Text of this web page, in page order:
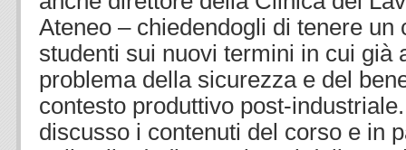
Ateneo – chiedendogli di tenere un
studenti sui nuovi termini in cui già
problema della sicurezza e del
contesto produttivo post-
discusso i contenuti del corso e in